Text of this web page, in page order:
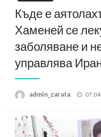
Къде е
Хаменей се
заболяване и
управлява
admin_zarata